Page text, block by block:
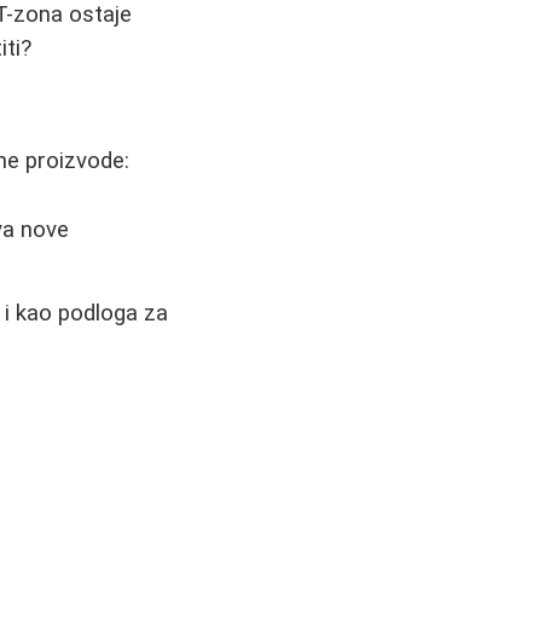
zona ostaje
proizvode:
nove
kao podloga za